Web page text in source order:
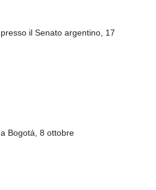
presso il Senato argentino, 17
a Bogotá, 8 ottobre